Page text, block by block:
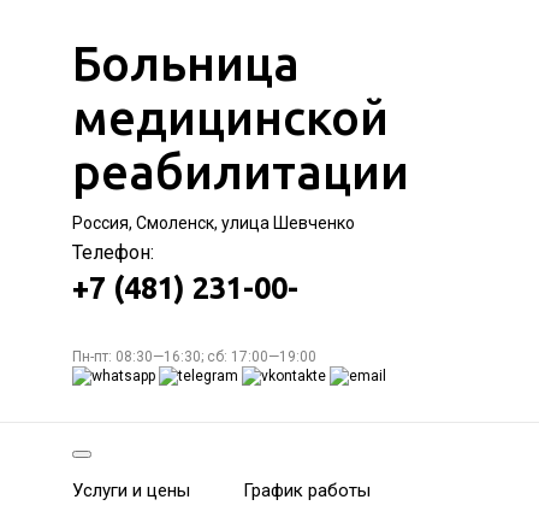
Больница
медицинской
реабилитации
Россия, Смоленск, улица Шевченко
Телефон:
+7 (481) 231-00-
Пн-пт: 08:30—16:30; сб: 17:00—19:00
Услуги и цены График работы